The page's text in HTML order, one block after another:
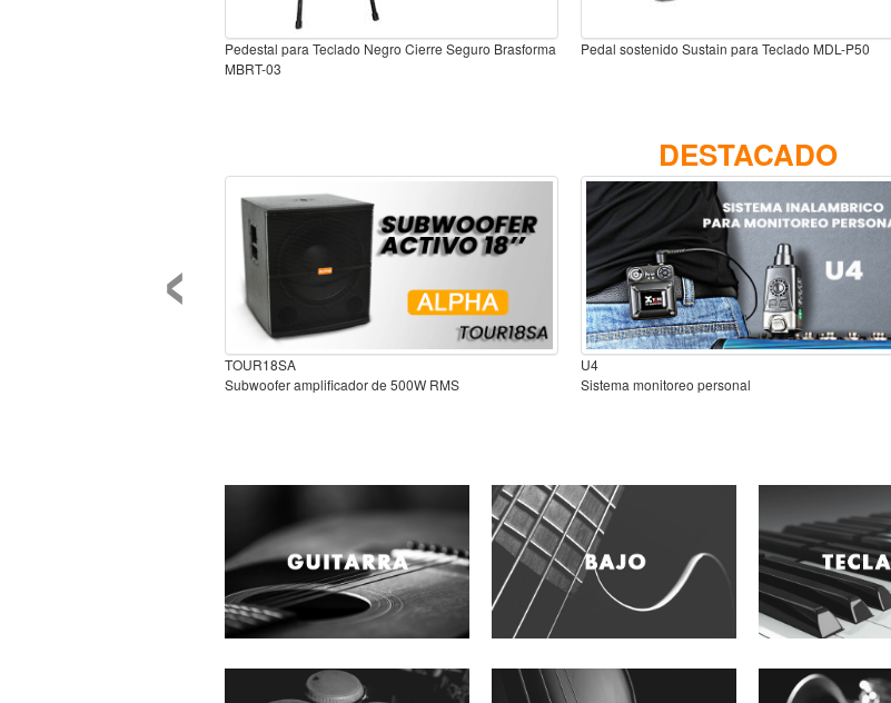
Pedestal para Teclado Negro Cierre Seguro Brasforma
MBRT-03
Pedal sostenido Sustain para Teclado MDL-P50
DESTACADO
TOUR18SA
Subwoofer amplificador de 500W RMS
U4
Sistema monitoreo personal
‹